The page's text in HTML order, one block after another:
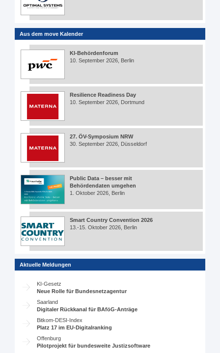
Aus dem move Kalender
KI-Behördenforum
10. September 2026, Berlin
Resilience Readiness Day
10. September 2026, Dortmund
27. ÖV-Symposium NRW
30. September 2026, Düsseldorf
Public Data – besser mit
Behördendaten umgehen
1. Oktober 2026, Berlin
Smart Country Convention 2026
13.-15. Oktober 2026, Berlin
Aktuelle Meldungen
KI-Gesetz
Neue Rolle für Bundesnetzagentur
Saarland
Digitaler Rückkanal für BAföG-Anträge
Bitkom-DESI-Index
Platz 17 im EU-Digitalranking
Offenburg
Pilotprojekt für bundesweite Justizsoftware